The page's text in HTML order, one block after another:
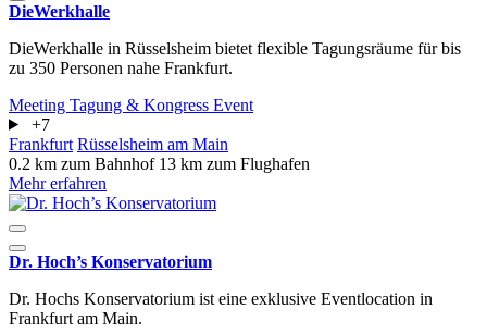
DieWerkhalle
DieWerkhalle in Rüsselsheim bietet flexible Tagungsräume für bis
zu 350 Personen nahe Frankfurt.
Meeting Tagung & Kongress Event
+7
Frankfurt Rüsselsheim am Main
0.2 km zum Bahnhof 13 km zum Flughafen
Mehr erfahren
Dr. Hoch’s Konservatorium
​​​​​​​Dr. Hochs Konservatorium ist eine exklusive Eventlocation in
Frankfurt am Main.